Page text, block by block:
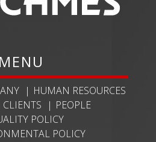
MENU
HUMAN RESOURCES
CLIENTS
PEOPLE
POLICY
POLICY